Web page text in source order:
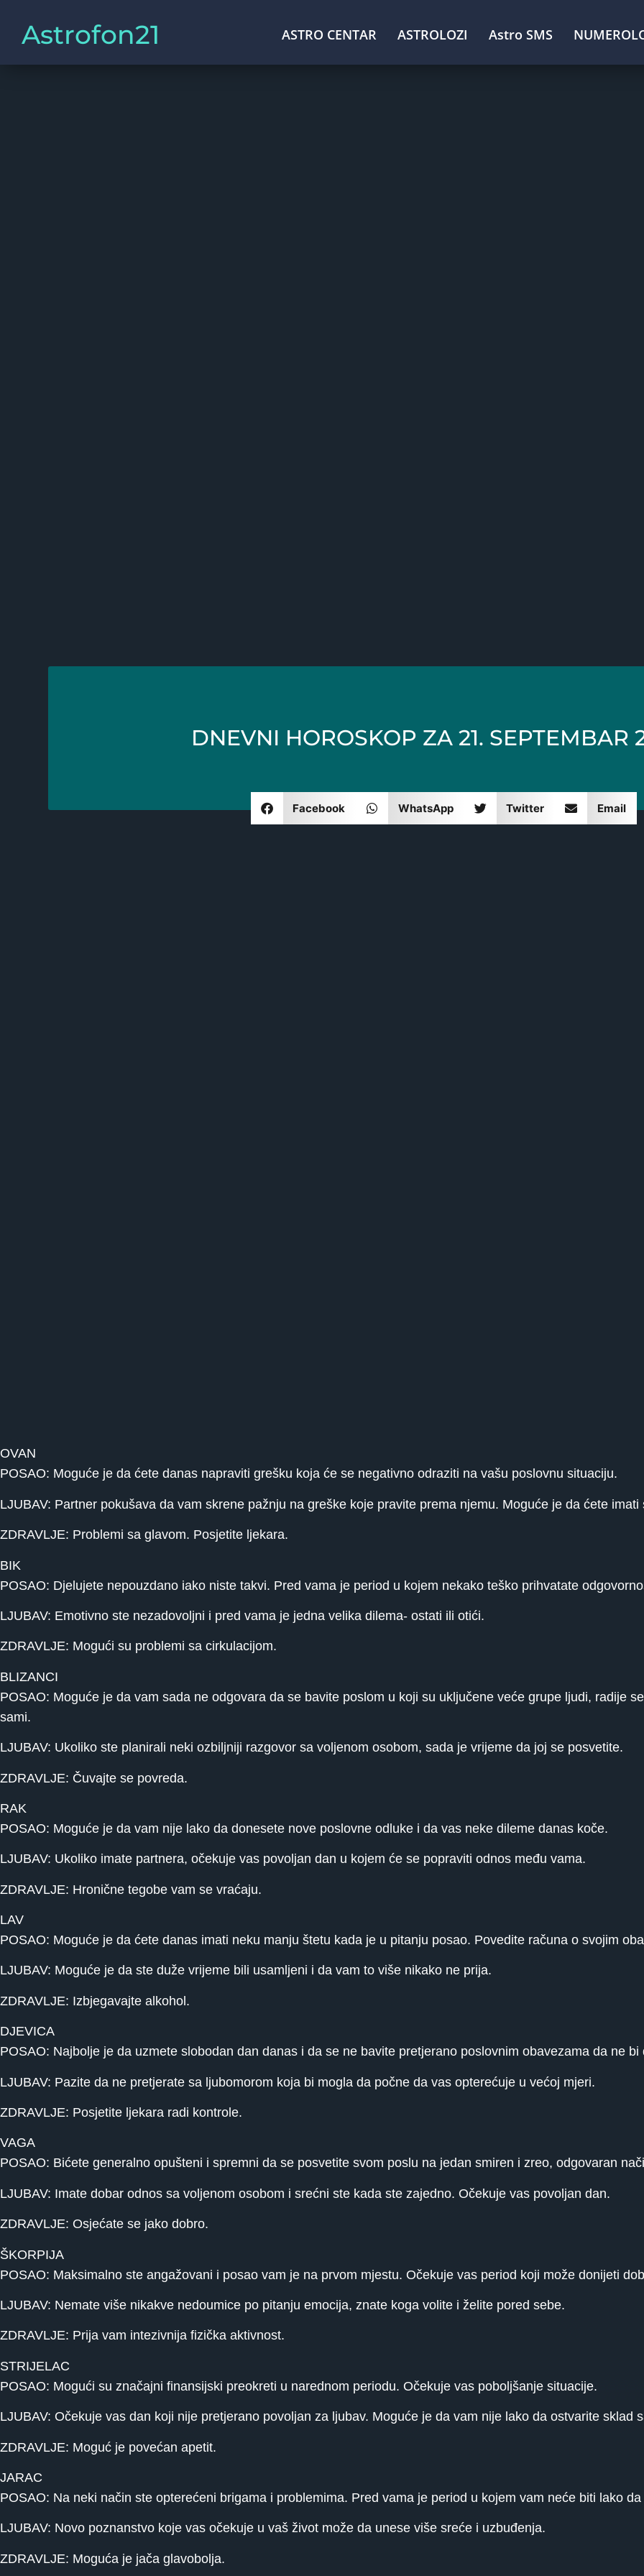
Astrofon21 ASTRO CENTAR ASTROLOZI Astro SMS
DNEVNI HOROSKOP ZA 21. SEPTEMBAR
Facebook WhatsApp Twitter Email
OVAN
POSAO: Moguće je da ćete danas napraviti grešku koja će se negativno odraziti na vašu poslovnu situaciju.
LJUBAV: Partner pokušava da vam skrene pažnju na greške koje pravite prema njemu. Moguće je da ćete
ZDRAVLJE: Problemi sa glavom. Posjetite ljekara.
BIK
POSAO: Djelujete nepouzdano iako niste takvi. Pred vama je period u kojem nekako teško prihvatate
LJUBAV: Emotivno ste nezadovoljni i pred vama je jedna velika dilema- ostati ili otići.
ZDRAVLJE: Mogući su problemi sa cirkulacijom.
BLIZANCI
POSAO: Moguće je da vam sada ne odgovara da se bavite poslom u koji su uključene veće grupe ljudi, radije
sami.
LJUBAV: Ukoliko ste planirali neki ozbiljniji razgovor sa voljenom osobom, sada je vrijeme da joj se posvetite.
ZDRAVLJE: Čuvajte se povreda.
RAK
POSAO: Moguće je da vam nije lako da donesete nove poslovne odluke i da vas neke dileme danas koče.
LJUBAV: Ukoliko imate partnera, očekuje vas povoljan dan u kojem će se popraviti odnos među vama.
ZDRAVLJE: Hronične tegobe vam se vraćaju.
LAV
POSAO: Moguće je da ćete danas imati neku manju štetu kada je u pitanju posao. Povedite računa o svojim
LJUBAV: Moguće je da ste duže vrijeme bili usamljeni i da vam to više nikako ne prija.
ZDRAVLJE: Izbjegavajte alkohol.
DJEVICA
POSAO: Najbolje je da uzmete slobodan dan danas i da se ne bavite pretjerano poslovnim obavezama da ne bi
LJUBAV: Pazite da ne pretjerate sa ljubomorom koja bi mogla da počne da vas opterećuje u većoj mjeri.
ZDRAVLJE: Posjetite ljekara radi kontrole.
VAGA
POSAO: Bićete generalno opušteni i spremni da se posvetite svom poslu na jedan smiren i zreo, odgovaran
LJUBAV: Imate dobar odnos sa voljenom osobom i srećni ste kada ste zajedno. Očekuje vas povoljan dan.
ZDRAVLJE: Osjećate se jako dobro.
ŠKORPIJA
POSAO: Maksimalno ste angažovani i posao vam je na prvom mjestu. Očekuje vas period koji može donijeti
LJUBAV: Nemate više nikakve nedoumice po pitanju emocija, znate koga volite i želite pored sebe.
ZDRAVLJE: Prija vam intezivnija fizička aktivnost.
STRIJELAC
POSAO: Mogući su značajni finansijski preokreti u narednom periodu. Očekuje vas poboljšanje situacije.
LJUBAV: Očekuje vas dan koji nije pretjerano povoljan za ljubav. Moguće je da vam nije lako da ostvarite sklad
ZDRAVLJE: Moguć je povećan apetit.
JARAC
POSAO: Na neki način ste opterećeni brigama i problemima. Pred vama je period u kojem vam neće biti lako
LJUBAV: Novo poznanstvo koje vas očekuje u vaš život može da unese više sreće i uzbuđenja.
ZDRAVLJE: Moguća je jača glavobolja.